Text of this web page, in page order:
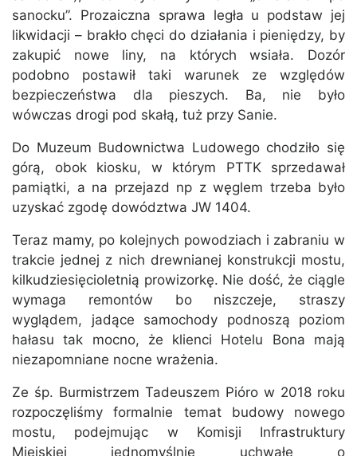
sanocku”. Prozaiczna sprawa legła u podstaw jej
likwidacji – brakło chęci do działania i pieniędzy, by
zakupić nowe liny, na których wsiała. Dozór
podobno postawił taki warunek ze względów
bezpieczeństwa dla pieszych. Ba, nie było
wówczas drogi pod skałą, tuż przy Sanie.
Do Muzeum Budownictwa Ludowego chodziło się
górą, obok kiosku, w którym PTTK sprzedawał
pamiątki, a na przejazd np z węglem trzeba było
uzyskać zgodę dowództwa JW 1404.
Teraz mamy, po kolejnych powodziach i zabraniu w
trakcie jednej z nich drewnianej konstrukcji mostu,
kilkudziesięcioletnią prowizorkę. Nie dość, że ciągle
wymaga remontów bo niszczeje, straszy
wyglądem, jadące samochody podnoszą poziom
hałasu tak mocno, że klienci Hotelu Bona mają
niezapomniane nocne wrażenia.
Ze śp. Burmistrzem Tadeuszem Pióro w 2018 roku
rozpoczęliśmy formalnie temat budowy nowego
mostu, podejmując w Komisji Infrastruktury
Miejskiej jednomyślnie uchwałę o